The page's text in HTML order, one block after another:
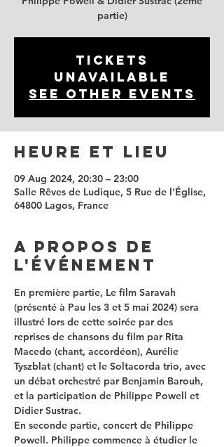
partie)
Tickets
Unavailable
See other events
Heure et Lieu
09 Aug 2024, 20:30 – 23:00
Salle Rêves de Ludique, 5 Rue de l'Église,
64800 Lagos, France
A propos de
l'événement
En première partie, Le film Saravah
(présenté à Pau les 3 et 5 mai 2024) sera
illustré lors de cette soirée par des
reprises de chansons du film par Rita
Macedo (chant, accordéon), Aurélie
Tyszblat (chant) et le Soltacorda trio, avec
un débat orchestré par Benjamin Barouh,
et la participation de Philippe Powell et
Didier Sustrac.
En seconde partie, concert de Philippe
Powell. Philippe commence à étudier le